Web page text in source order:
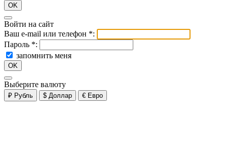
OK
Войти на сайт
Ваш e-mail или телефон *:
Пароль *:
запомнить меня
OK
Выберите валюту
₽ Рубль $ Доллар € Евро